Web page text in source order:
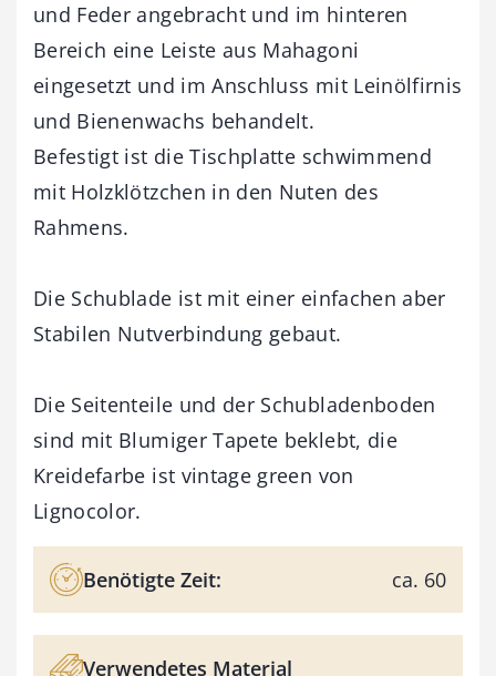
und Feder angebracht und im hinteren
Bereich eine Leiste aus Mahagoni
eingesetzt und im Anschluss mit Leinölfirnis
und Bienenwachs behandelt.
Befestigt ist die Tischplatte schwimmend
mit Holzklötzchen in den Nuten des
Rahmens.
Die Schublade ist mit einer einfachen aber
Stabilen Nutverbindung gebaut.
Die Seitenteile und der Schubladenboden
sind mit Blumiger Tapete beklebt, die
Kreidefarbe ist vintage green von
Lignocolor.
Benötigte Zeit: ca. 60
Verwendetes Material